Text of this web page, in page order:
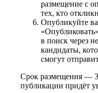
размещение с
тех, кто
Опубликуйте
в поиск через
кандидаты,
смогут
Срок размещения —
публикации придёт